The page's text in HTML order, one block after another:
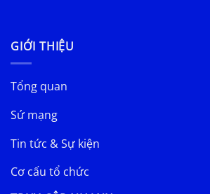
GIỚI THIỆU
Tổng quan
Sứ mạng
Tin tức & Sự kiện
Cơ cấu tổ chức